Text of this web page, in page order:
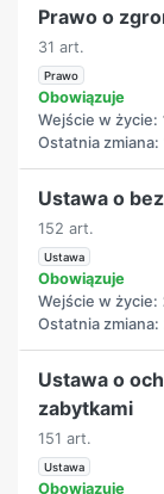
Prawo o
31 art.
Prawo
Obowiązuje
Wejście w życie:
Ostatnia zmiana:
Ustawa o
152 art.
Ustawa
Obowiązuje
Wejście w życie:
Ostatnia zmiana:
Ustawa o
zabytkami
151 art.
Ustawa
Obowiązuje